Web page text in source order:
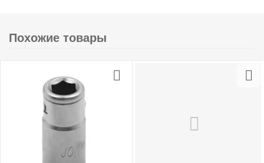
Похожие товары